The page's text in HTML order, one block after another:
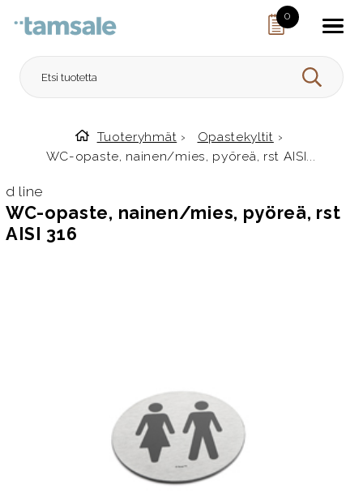
0
HAE
Etusivulle
Tuoteryhmät › Opastekyltit ›
WC-opaste, nainen/mies, pyöreä, rst AISI...
d line
WC-opaste, nainen/mies, pyöreä, rst
AISI 316